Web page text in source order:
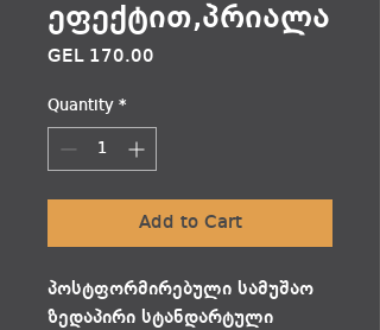
ეფექტით,პრიალა
GEL 170.00
Quantity *
Add to Cart
პოსტფორმირებული სამუშაო
ზედაპირი სტანდარტული